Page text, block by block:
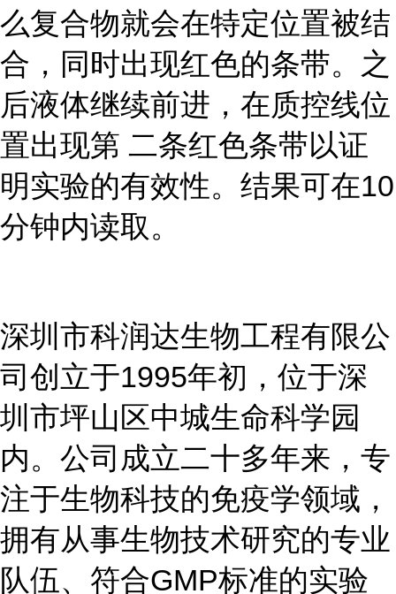
么复合物就会在特定位置被结
合，同时出现红色的条带。之
后液体继续前进，在质控线位
置出现第 二条红色条带以证
明实验的有效性。结果可在10
分钟内读取。
深圳市科润达生物工程有限公
司创立于1995年初，位于深
圳市坪山区中城生命科学园
内。公司成立二十多年来，专
注于生物科技的免疫学领域，
拥有从事生物技术研究的专业
队伍、符合GMP标准的实验